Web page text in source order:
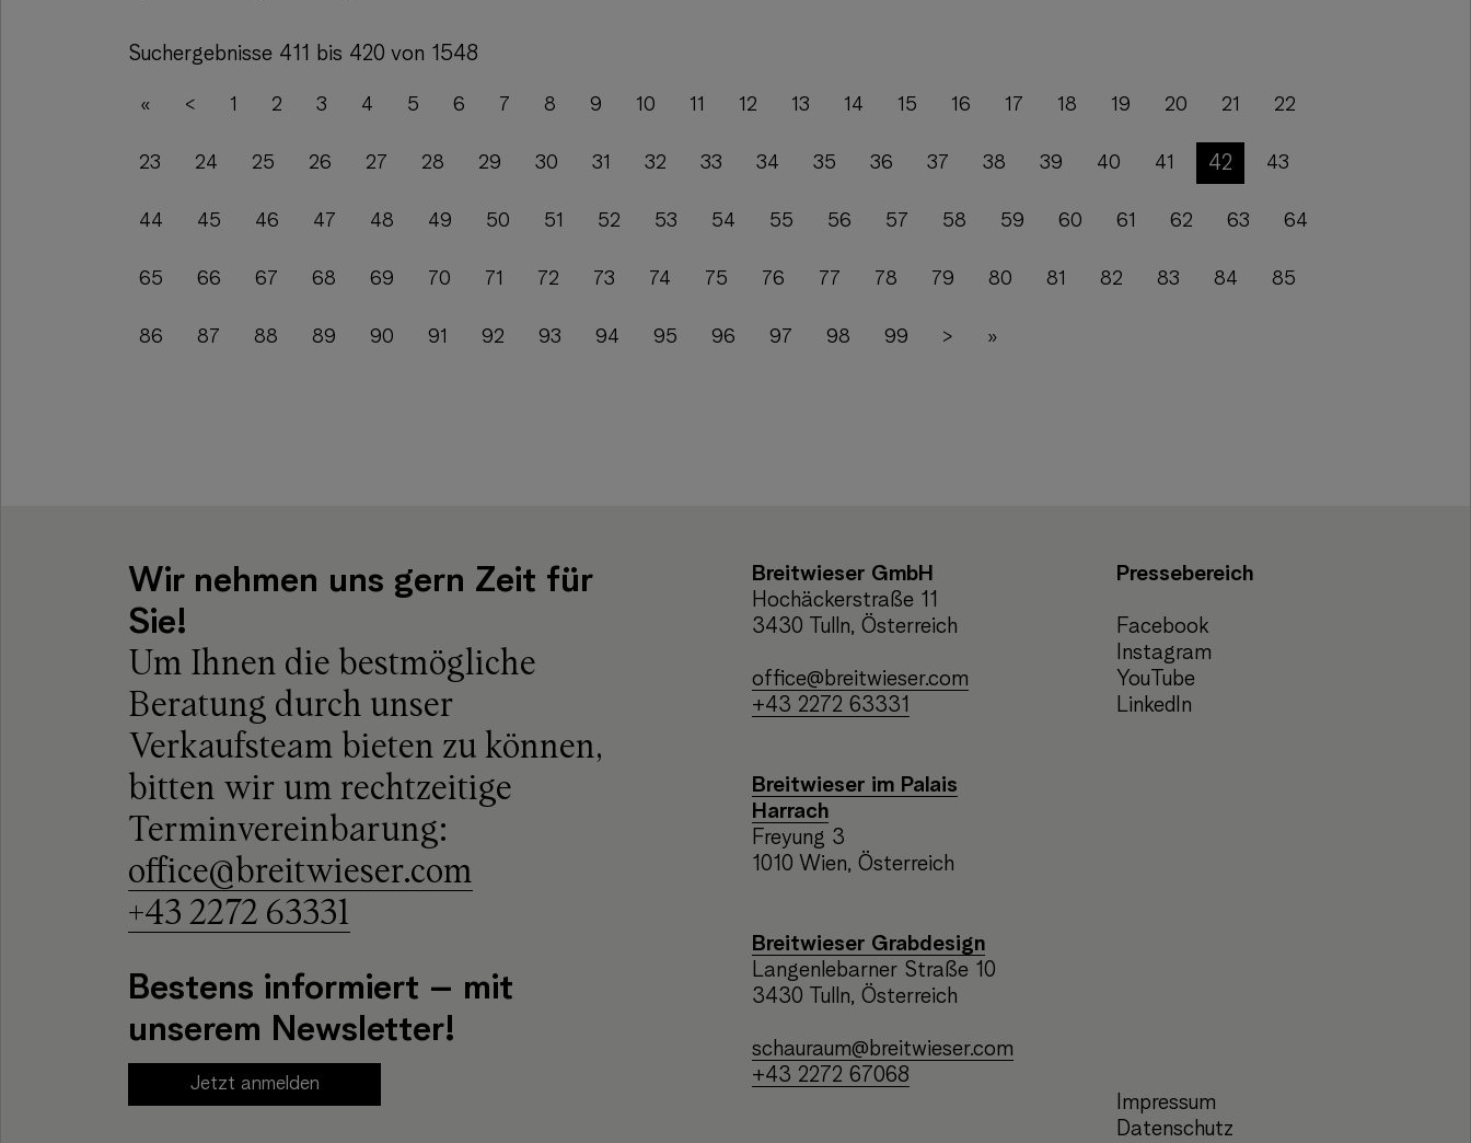
Suchergebnisse 411 bis 420 von 1548
« < 1 2 3 4 5 6 7 8 9 10 11 12 13 14 15 16 17 18 19 20 21 22
23 24 25 26 27 28 29 30 31 32 33 34 35 36 37 38 39 40 41 42 43
44 45 46 47 48 49 50 51 52 53 54 55 56 57 58 59 60 61 62 63 64
65 66 67 68 69 70 71 72 73 74 75 76 77 78 79 80 81 82 83 84 85
86 87 88 89 90 91 92 93 94 95 96 97 98 99 > »
Wir nehmen uns gern Zeit für
Sie!
Um Ihnen die bestmögliche
Beratung durch unser
Verkaufsteam bieten zu können,
bitten wir um rechtzeitige
Terminvereinbarung:
office@breitwieser.com
+43 2272 63331
Bestens informiert – mit
unserem Newsletter!
Jetzt anmelden
Breitwieser GmbH
Hochäckerstraße 11
3430 Tulln, Österreich
office@breitwieser.com
+43 2272 63331
Breitwieser im Palais
Harrach
Freyung 3
1010 Wien, Österreich
Breitwieser Grabdesign
Langenlebarner Straße 10
3430 Tulln, Österreich
schauraum@breitwieser.com
+43 2272 67068
Pressebereich
Facebook
Instagram
YouTube
LinkedIn
Impressum
Datenschutz